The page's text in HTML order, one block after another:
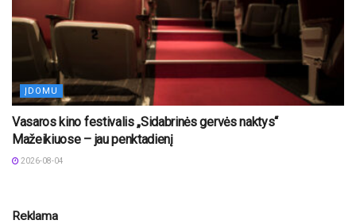
ĮDOMU
Vasaros kino festivalis „Sidabrinės gervės naktys“
Mažeikiuose – jau penktadienį
2026-08-04
Reklama